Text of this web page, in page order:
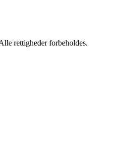
rettigheder forbeholdes.